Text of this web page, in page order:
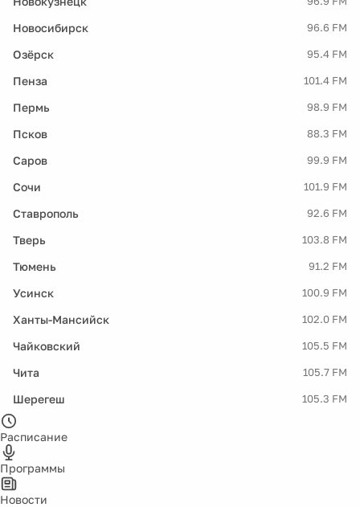
Новосибирск 96.6 FM
Озёрск 95.4 FM
Пенза 101.4 FM
Пермь 98.9 FM
Псков 88.3 FM
Саров 99.9 FM
Сочи 101.9 FM
Ставрополь 92.6 FM
Тверь 103.8 FM
Тюмень 91.2 FM
Усинск 100.9 FM
Ханты-Мансийск 102.0 FM
Чайковский 105.5 FM
Чита 105.7 FM
Шерегеш 105.3 FM
Расписание
Программы
Новости